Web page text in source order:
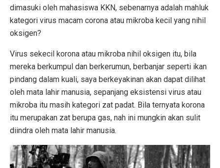
dimasuki oleh mahasiswa KKN, sebenarnya adalah mahluk
kategori virus macam corona atau mikroba kecil yang nihil
oksigen?
Virus sekecil korona atau mikroba nihil oksigen itu, bila
mereka berkumpul dan berkerumun, berbanjar seperti ikan
pindang dalam kuali, saya berkeyakinan akan dapat dilihat
oleh mata lahir manusia, sepanjang eksistensi virus atau
mikroba itu masih kategori zat padat. Bila ternyata korona
itu merupakan zat berupa gas, nah ini mungkin akan sulit
diindra oleh mata lahir manusia.